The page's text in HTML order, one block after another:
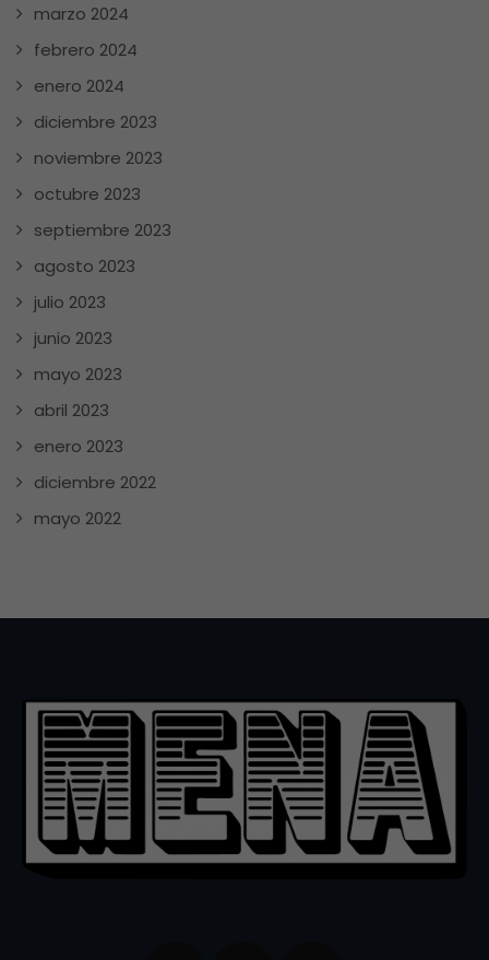
marzo 2024
febrero 2024
enero 2024
diciembre 2023
noviembre 2023
octubre 2023
septiembre 2023
agosto 2023
julio 2023
junio 2023
mayo 2023
abril 2023
enero 2023
diciembre 2022
mayo 2022